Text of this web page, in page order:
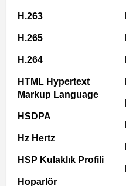
H.263
H.265
H.264
HTML Hypertext
Markup Language
HSDPA
Hz Hertz
HSP Kulaklık Profili
Hoparlör